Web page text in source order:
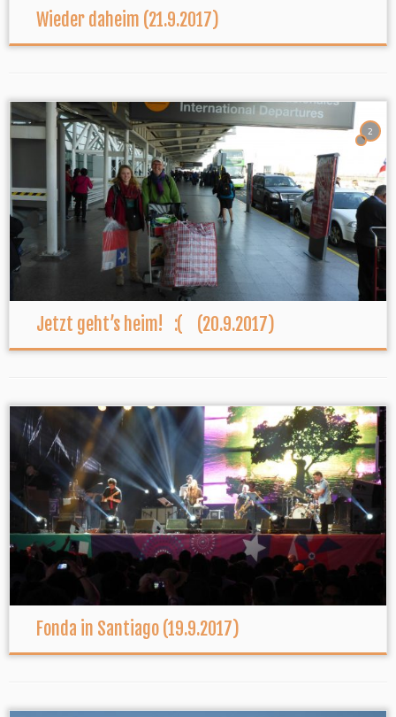
Wieder daheim (21.9.2017)
2
Jetzt geht’s heim! :( (20.9.2017)
Fonda in Santiago (19.9.2017)